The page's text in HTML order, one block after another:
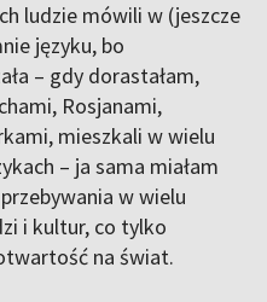
ludzie mówili w (jeszcze
języku, bo
– gdy dorastałam,
Rosjanami,
mieszkali w wielu
– ja sama miałam
w wielu
i kultur, co tylko
na świat.